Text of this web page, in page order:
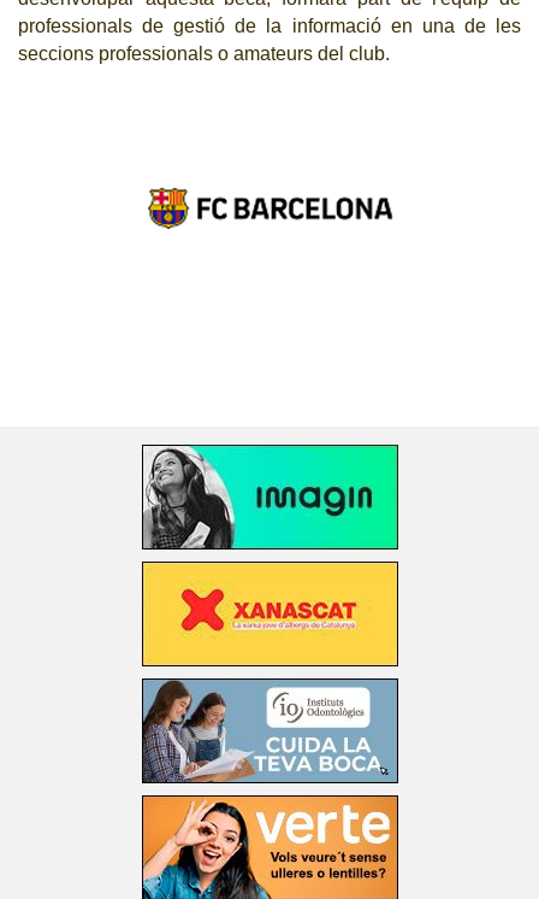
professionals de gestió de la informació en una de les
seccions professionals o amateurs del club.